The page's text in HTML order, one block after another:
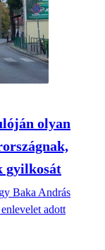
olyan
gyilkosát
Baka András
adott